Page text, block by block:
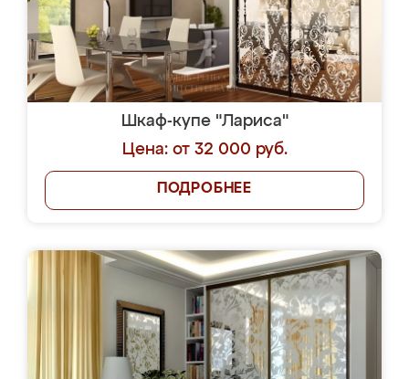
Шкаф-купе "Лариса"
Цена: от 32 000 руб.
ПОДРОБНЕЕ